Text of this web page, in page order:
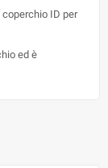
coperchio ID per
ed è